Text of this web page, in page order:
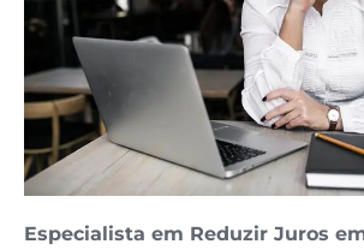
Especialista em Reduzir Juros